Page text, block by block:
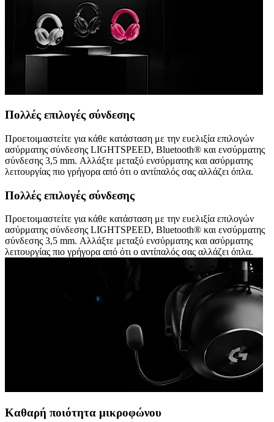
Πολλές επιλογές σύνδεσης
Προετοιμαστείτε για κάθε κατάσταση με την ευελιξία επιλογών
ασύρματης σύνδεσης LIGHTSPEED, Bluetooth® και ενσύρματης
σύνδεσης 3,5 mm. Αλλάξτε μεταξύ ενσύρματης και ασύρματης
λειτουργίας πιο γρήγορα από ότι ο αντίπαλός σας αλλάζει όπλα.
Πολλές επιλογές σύνδεσης
Προετοιμαστείτε για κάθε κατάσταση με την ευελιξία επιλογών
ασύρματης σύνδεσης LIGHTSPEED, Bluetooth® και ενσύρματης
σύνδεσης 3,5 mm. Αλλάξτε μεταξύ ενσύρματης και ασύρματης
λειτουργίας πιο γρήγορα από ότι ο αντίπαλός σας αλλάζει όπλα.
Καθαρή ποιότητα μικροφώνου